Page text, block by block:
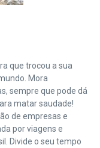
que trocou a sua
Mora
sempre que pode dá
matar saudade!
de empresas e
por viagens e
Divide o seu tempo